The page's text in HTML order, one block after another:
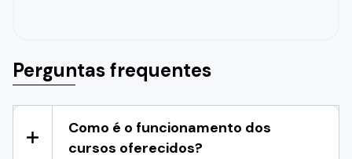
Perguntas frequentes
Como é o funcionamento dos
cursos oferecidos?